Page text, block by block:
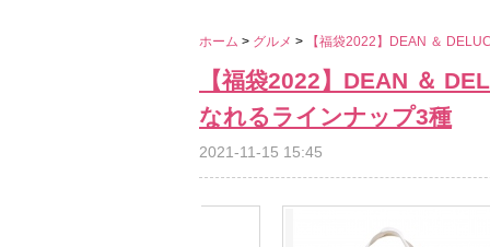
ホーム > グルメ > 【福袋2022】DEAN ＆
【福袋2022】DEAN ＆
なれるラインナップ3種
2021-11-15 15:45